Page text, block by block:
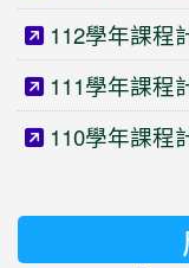
112學年課程
111學年課程
110學年課程